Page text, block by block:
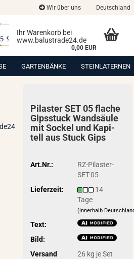
Wir über uns Deutschland
Ihr Warenkorb bei
www.balustrade24.de
0,00 EUR
GARTENBÄNKE STEINLATERNEN
Pi­las­ter SET 05 fla­che
Gips­stuck Wand­säu­le
mit So­ckel und Ka­pi­
tell aus Stuck Gips
Art.Nr.:
RZ-Pilaster-
SET-05
Lieferzeit:
14
Tage
(innerhalb
Text:
Bild:
Versand
26 kg je Set